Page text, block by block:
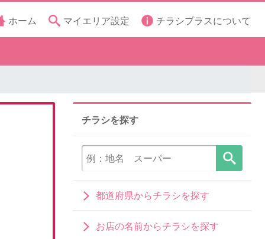
ホーム マイエリア設定 チラシプラスについて
チラシを探す
都道府県からチラシを探す
お店の名前からチラシを探す